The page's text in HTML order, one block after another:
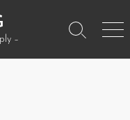
–
検
メ